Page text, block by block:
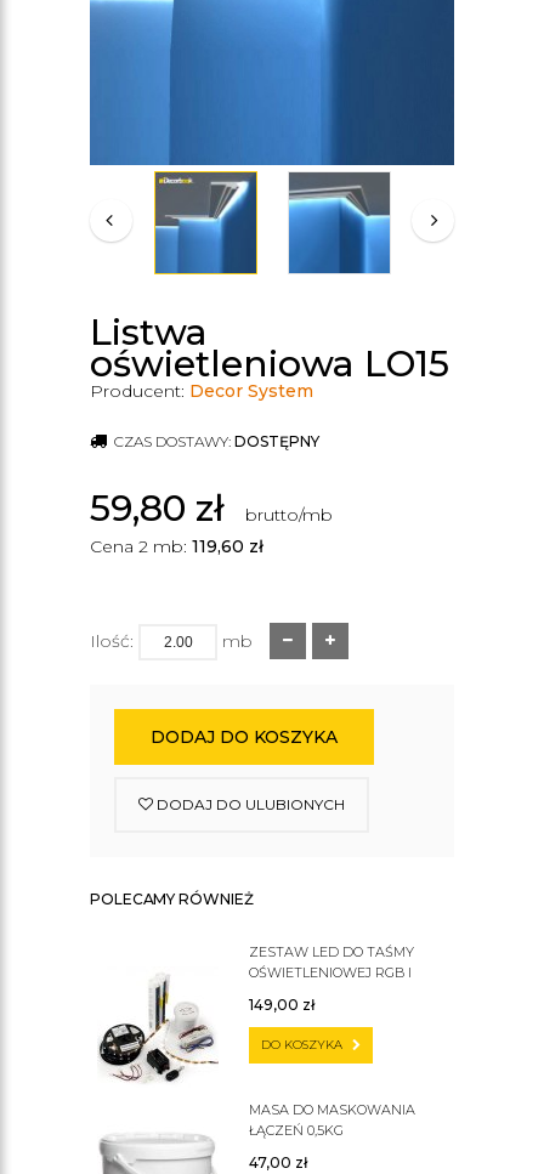
Listwa
oświetleniowa LO15
Producent: Decor System
CZAS DOSTAWY: DOSTĘPNY
59,80 zł
brutto/mb
Cena 2 mb: 119,60 zł
Ilość: mb
DODAJ DO KOSZYKA
DODAJ DO ULUBIONYCH
POLECAMY RÓWNIEŻ
ZESTAW LED DO TAŚMY
OŚWIETLENIOWEJ RGB I
149,00 zł
DO KOSZYKA
MASA DO MASKOWANIA
ŁĄCZEŃ 0,5KG
47,00 zł